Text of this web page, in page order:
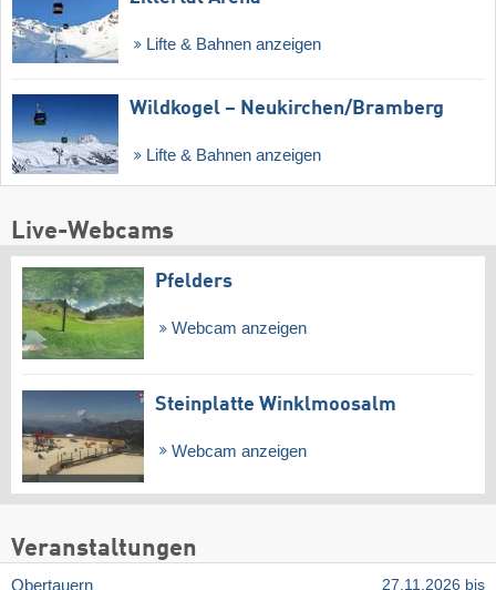
Lifte & Bahnen anzeigen
Wildkogel – Neukirchen/​Bramberg
Lifte & Bahnen anzeigen
Live-Webcams
Pfelders
Webcam anzeigen
Steinplatte Winklmoosalm
Webcam anzeigen
Veranstaltungen
Obertauern 27.11.2026 bis